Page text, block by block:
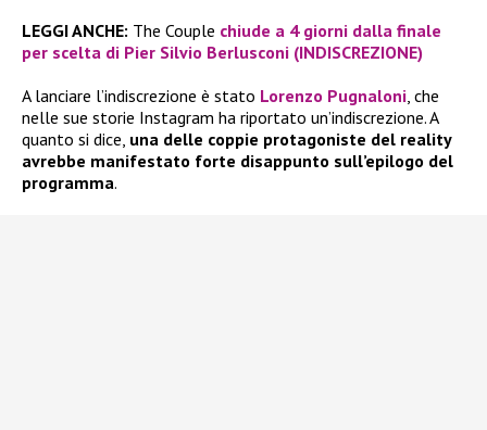
LEGGI ANCHE: The Couple chiude a 4 giorni dalla finale
per scelta di Pier Silvio Berlusconi (INDISCREZIONE)
A lanciare l’indiscrezione è stato Lorenzo Pugnaloni, che
nelle sue storie Instagram ha riportato un’indiscrezione. A
quanto si dice, una delle coppie protagoniste del reality
avrebbe manifestato forte disappunto sull’epilogo del
programma.